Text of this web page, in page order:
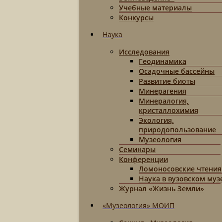
Учебные материалы
Конкурсы
Наука
Исследования
Геодинамика
Осадочные бассейны
Развитие биоты
Минерагения
Минералогия,
кристаллохимия
Экология,
природопользование
Музеология
Семинары
Конференции
Ломоносовские чтения
Наука в вузовском
Журнал «Жизнь Земли»
«Музеология» МОИП